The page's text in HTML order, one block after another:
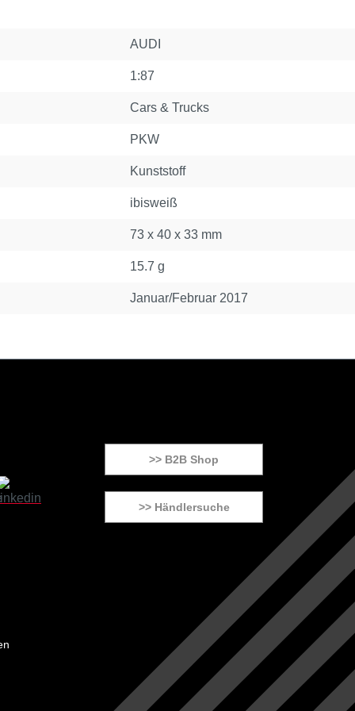
AUDI
1:87
Cars & Trucks
PKW
Kunststoff
ibisweiß
73 x 40 x 33 mm
15.7 g
Januar/Februar 2017
>> B2B Shop
>> Händlersuche